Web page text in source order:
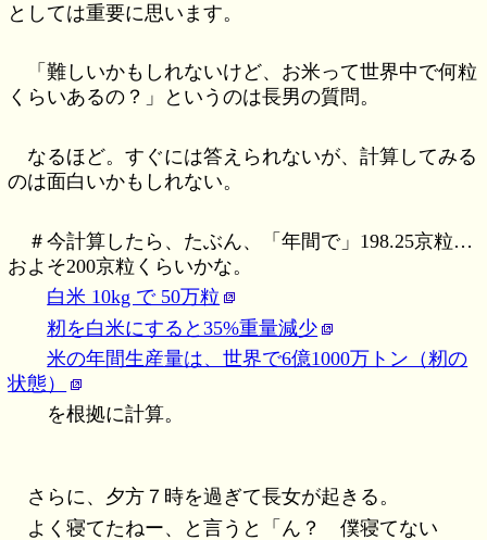
としては重要に思います。
「難しいかもしれないけど、お米って世界中で何粒
くらいあるの？」というのは長男の質問。
なるほど。すぐには答えられないが、計算してみる
のは面白いかもしれない。
＃今計算したら、たぶん、「年間で」198.25京粒…
およそ200京粒くらいかな。
白米 10kg で 50万粒
籾を白米にすると35%重量減少
米の年間生産量は、世界で6億1000万トン（籾の
状態）
を根拠に計算。
さらに、夕方７時を過ぎて長女が起きる。
よく寝てたねー、と言うと「ん？ 僕寝てない